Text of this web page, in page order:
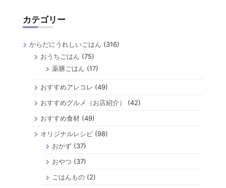
カテゴリー
からだにうれしいごはん (316)
おうちごはん (75)
薬膳ごはん (17)
おすすめアレコレ (49)
おすすめグルメ（お店紹介）
(42)
おすすめ食材 (49)
オリジナルレシピ (98)
おかず(37)
おやつ (37)
ごはんもの(2)